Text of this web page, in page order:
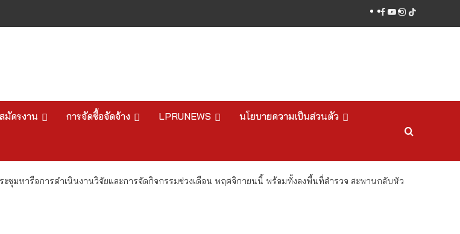
facebook
youtube
instagram
tiktok
มัครงาน การจัดซื้อจัดจ้าง LPRUNEWS นโยบายความเป็นส่วนตัว
ะชุมหารือการดำเนินงานวิจัยและการจัดกิจกรรมช่วงเดือน พฤศจิกายนนี้ พร้อมทั้งลงพื้นที่สำรวจ สะพานกลับหัว